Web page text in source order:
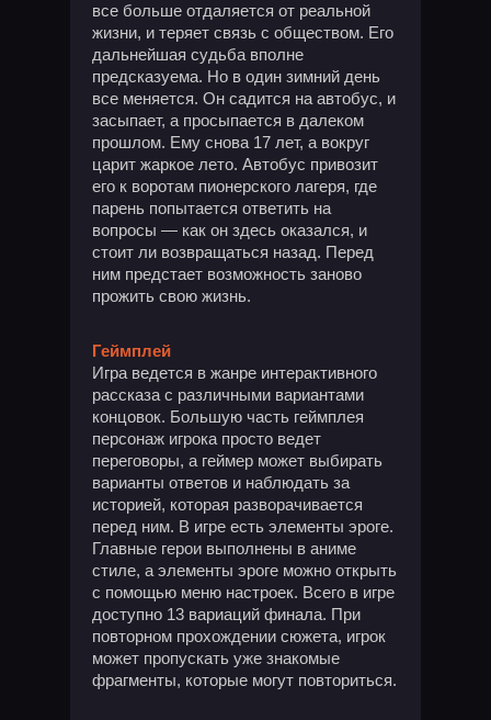
все больше отдаляется от реальной
жизни, и теряет связь с обществом. Его
дальнейшая судьба вполне
предсказуема. Но в один зимний день
все меняется. Он садится на автобус, и
засыпает, а просыпается в далеком
прошлом. Ему снова 17 лет, а вокруг
царит жаркое лето. Автобус привозит
его к воротам пионерского лагеря, где
парень попытается ответить на
вопросы — как он здесь оказался, и
стоит ли возвращаться назад. Перед
ним предстает возможность заново
прожить свою жизнь.
Геймплей
Игра ведется в жанре интерактивного
рассказа с различными вариантами
концовок. Большую часть геймплея
персонаж игрока просто ведет
переговоры, а геймер может выбирать
варианты ответов и наблюдать за
историей, которая разворачивается
перед ним. В игре есть элементы эроге.
Главные герои выполнены в аниме
стиле, а элементы эроге можно открыть
с помощью меню настроек. Всего в игре
доступно 13 вариаций финала. При
повторном прохождении сюжета, игрок
может пропускать уже знакомые
фрагменты, которые могут повториться.